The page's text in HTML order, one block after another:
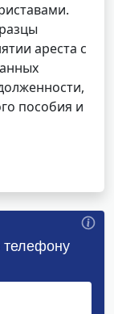
ареста с
пособия и